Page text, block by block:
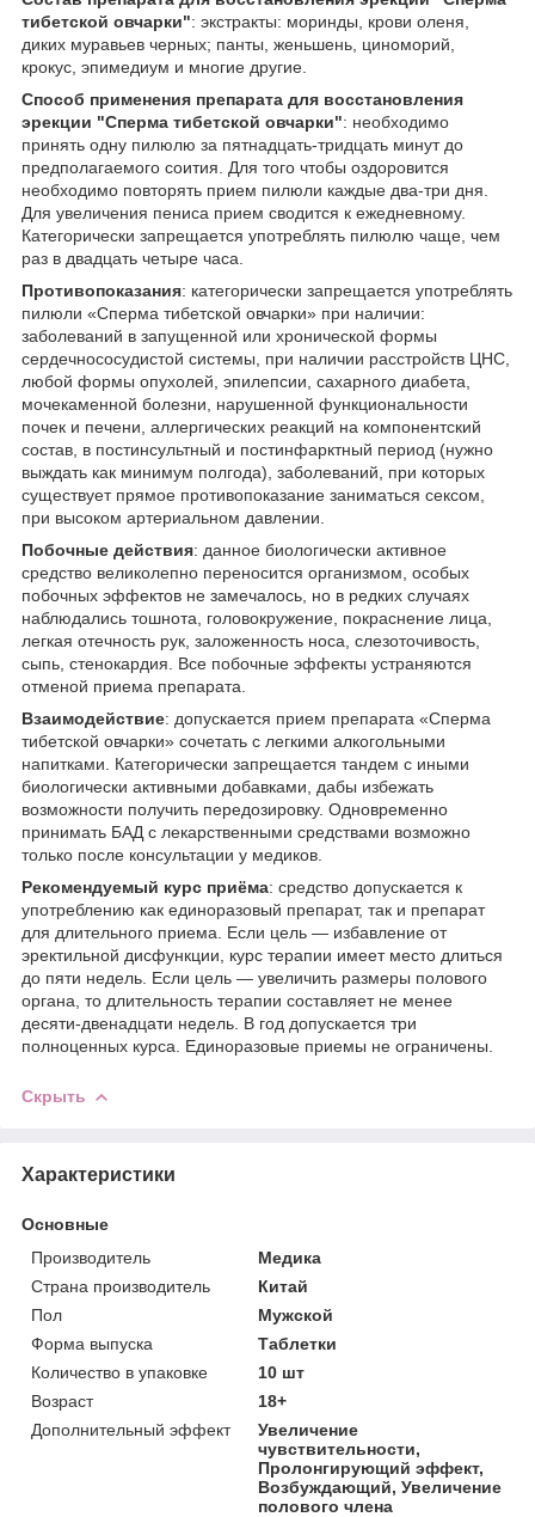
тибетской овчарки": экстракты: моринды, крови оленя,
диких муравьев черных; панты, женьшень, циноморий,
крокус, эпимедиум и многие другие.
Способ применения препарата для восстановления
эрекции "Сперма тибетской овчарки": необходимо
принять одну пилюлю за пятнадцать-тридцать минут до
предполагаемого соития. Для того чтобы оздоровится
необходимо повторять прием пилюли каждые два-три дня.
Для увеличения пениса прием сводится к ежедневному.
Категорически запрещается употреблять пилюлю чаще, чем
раз в двадцать четыре часа.
Противопоказания: категорически запрещается употреблять
пилюли «Сперма тибетской овчарки» при наличии:
заболеваний в запущенной или хронической формы
сердечнососудистой системы, при наличии расстройств ЦНС,
любой формы опухолей, эпилепсии, сахарного диабета,
мочекаменной болезни, нарушенной функциональности
почек и печени, аллергических реакций на компонентский
состав, в постинсультный и постинфарктный период (нужно
выждать как минимум полгода), заболеваний, при которых
существует прямое противопоказание заниматься сексом,
при высоком артериальном давлении.
Побочные действия: данное биологически активное
средство великолепно переносится организмом, особых
побочных эффектов не замечалось, но в редких случаях
наблюдались тошнота, головокружение, покраснение лица,
легкая отечность рук, заложенность носа, слезоточивость,
сыпь, стенокардия. Все побочные эффекты устраняются
отменой приема препарата.
Взаимодействие: допускается прием препарата «Сперма
тибетской овчарки» сочетать с легкими алкогольными
напитками. Категорически запрещается тандем с иными
биологически активными добавками, дабы избежать
возможности получить передозировку. Одновременно
принимать БАД с лекарственными средствами возможно
только после консультации у медиков.
Рекомендуемый курс приёма: средство допускается к
употреблению как единоразовый препарат, так и препарат
для длительного приема. Если цель — избавление от
эректильной дисфункции, курс терапии имеет место длиться
до пяти недель. Если цель — увеличить размеры полового
органа, то длительность терапии составляет не менее
десяти-двенадцати недель. В год допускается три
полноценных курса. Единоразовые приемы не ограничены.
Скрыть
Характеристики
Основные
Производитель
Медика
Страна производитель
Китай
Пол
Мужской
Форма выпуска
Таблетки
Количество в упаковке
10 шт
Возраст
18+
Дополнительный эффект
Увеличение
чувствительности,
Пролонгирующий эффект,
Возбуждающий, Увеличение
полового члена